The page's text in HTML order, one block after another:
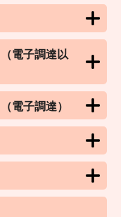
電子調達以
電子調達）